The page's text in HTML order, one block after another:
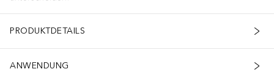
PRODUKTDETAILS
ANWENDUNG